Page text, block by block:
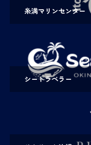
糸満マリンセンター
シートラベラー